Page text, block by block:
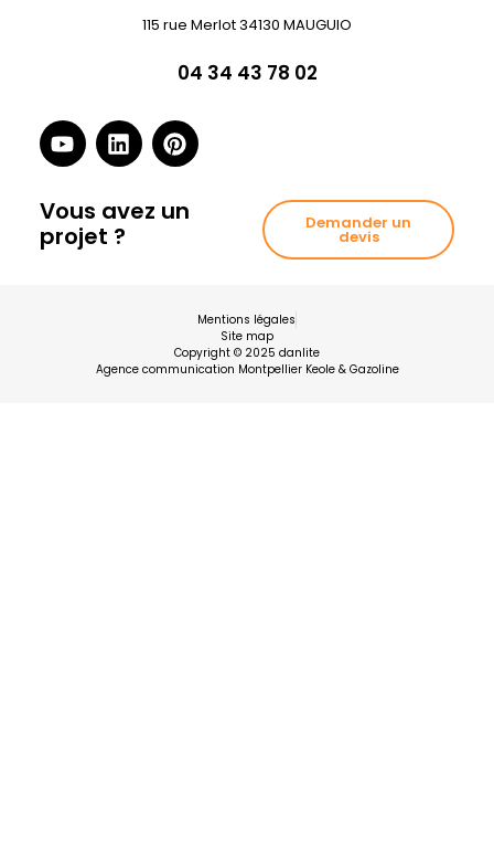
115 rue Merlot 34130 MAUGUIO
04 34 43 78 02
Vous avez un
projet ?
Demander un
devis
Mentions légales
Site map
Copyright © 2025 danlite
Agence communication Montpellier Keole & Gazoline